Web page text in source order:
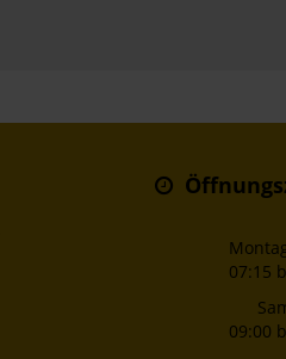
07:15
09:00